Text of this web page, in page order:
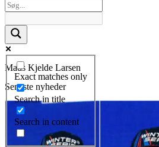
Exact matches only
Search in title
Search in content
Mads Kjelde Larsen
Seneste nyheder